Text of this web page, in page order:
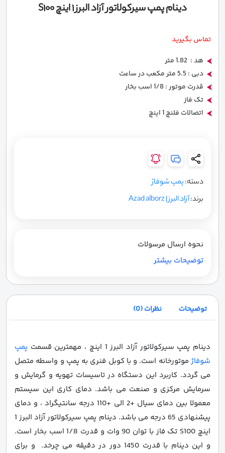
دینام پمپ سیرکولاتور آزاد البرز 1 اینچ S100
تماس بگیرید
هد : 1.82 متر
دبی : 5.5 متر مکعب در ساعت
قدرت موتور : 1/8 اسب بخار
تک فاز
اتصالات فلنچ 1 اینچ
دسته:پمپ شوفاژ
برند:آزاد البرز | Azad alborz
نحوه ارسال مرسولات
توضیحات بیشتر
توضیحات نظرات (0)
دینام پمپ سیرکولاتور آزاد البرز 1 اینچ ، مهمترین قسمت
پمپ
شوفاژموتورخانه است. و با کوبل فنری به پمپ و واسطه متصل
می گردد. کاربرد این دستگاه در تاسیسات تهویه و گرمایش و
سرمایش مرکزی و صنعت می باشد. دمای کاری این سیستم
معمولا بین دمای سیال +2 الی +110 درجه سانتیگراد ، و دمای
پیشنهادی 65 درجه می باشد. دینام پمپ سیرکولاتور آزاد البرز 1
اینچ S100 تک فاز با توان 90 وات و قدرت 1/8 اسب بخار است.
و این دینام با قدرت 1450 دور در دقیقه می چرخد. و برای